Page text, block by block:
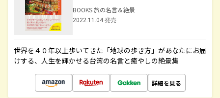
BOOKS 旅の名言＆絶景
2022.11.04 発売
世界を４０年以上歩いてきた「地球の歩き方」があなたにお届
けする、人生を輝かせる台湾の名言と癒やしの絶景集
詳細を見る